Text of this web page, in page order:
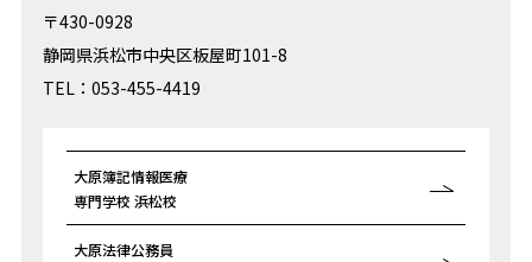
〒430-0928
静岡県浜松市中央区板屋町101-8
TEL：053-455-4419
大原簿記情報医療
専門学校 浜松校
大原法律公務員